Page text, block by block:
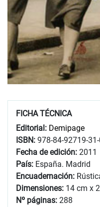
FICHA TÉCNICA
Editorial: Demipage
ISBN: 978-84-92719-
Fecha de edición: 2011
País: España. Madrid
Encuadernación:
Dimensiones: 14 cm x
Nº páginas: 288